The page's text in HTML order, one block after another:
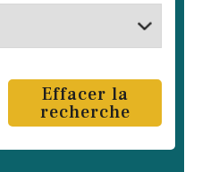
Effacer la
recherche